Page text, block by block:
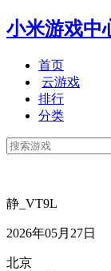
小米游戏中
首页
云游戏
排行
分类
静_VT9L
2026年05月27日
北京